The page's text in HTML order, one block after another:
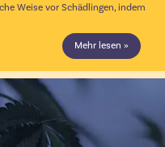
Weise vor Schädlingen, indem
Mehr lesen »